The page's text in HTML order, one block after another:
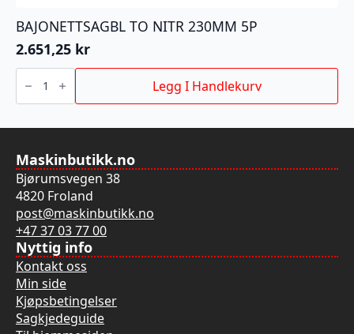
BAJONETTSAGBL TO NITR 230MM 5P
2.651,25 kr
BAJONETTSAGBL
TO
230MM
antall
Legg I Handlekurv
Maskinbutikk.no
Bjørumsvegen 38
4820 Froland
post@maskinbutikk.no
+47 37 03 77 00
Nyttig info
Kontakt oss
Min side
Kjøpsbetingelser
Sagkjedeguide